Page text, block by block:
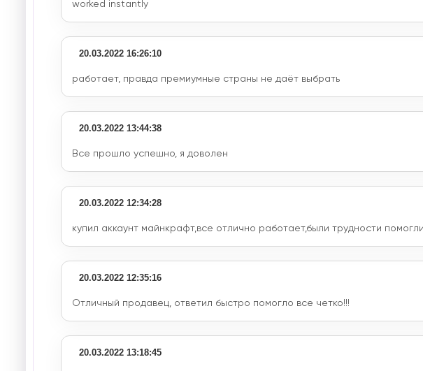
worked instantly
20.03.2022 16:26:10
работает, правда премиумные страны не даёт выбрать
20.03.2022 13:44:38
Все прошло успешно, я доволен
20.03.2022 12:34:28
купил аккаунт майнкрафт,все отлично работает,были трудности
20.03.2022 12:35:16
Отличный продавец, ответил быстро помогло все четко!!!
20.03.2022 13:18:45